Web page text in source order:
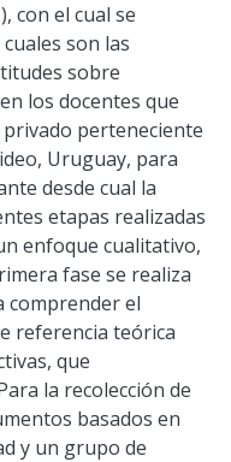
con el cual se
son las
sobre
los docentes que
perteneciente
Uruguay, para
desde cual la
etapas realizadas
enfoque cualitativo,
fase se realiza
comprender el
referencia teórica
que
la recolección de
basados en
y un grupo de